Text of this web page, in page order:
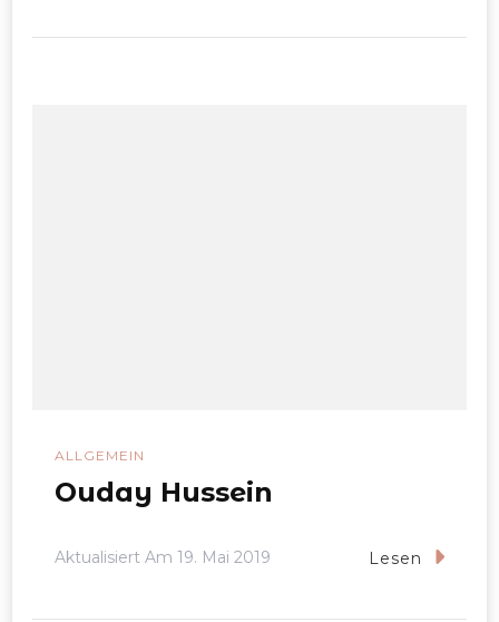
ALLGEMEIN
Ouday Hussein
Aktualisiert Am 19. Mai 2019 Lesen